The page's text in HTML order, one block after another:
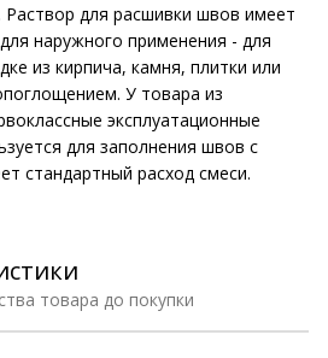
Раствор для расшивки швов имеет
наружного применения - для
из кирпича, камня, плитки или
У товара из
эксплуатационные
для заполнения швов с
стандартный расход смеси.
товара до покупки